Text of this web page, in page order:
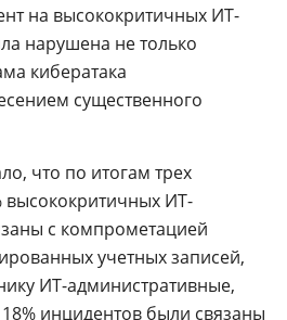
на высококритичных ИТ-
нарушена не только
кибератака
существенного
что по итогам трех
высококритичных ИТ-
с компрометацией
учетных записей,
ИТ-административные,
инцидентов были связаны